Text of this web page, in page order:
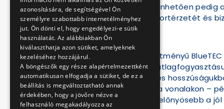
kialakításuknak köszönhetően pedig
majd az utasok komfortérzetét és
A buszok nagy teljesítményű
felszereltek, ezáltal
rövidebb, 10,6 méteres
tervezetten azokon a vonalakon –
üzembe, amelyeken előnyösebb a
azonosítására, de segítségével Ön
személyre szabottabb internetélményhez
jut. Ön dönti el, hogy engedélyezi-e sütik
használatát. Az alábbiakban Ön
kiválaszthatja azon sütiket, amelyeknek
kezeléséhez hozzájárul.
A böngészők egy része alapértelmezettként
automatikusan elfogadja a sütiket, de ez a
beállítás is megváltoztatható annak
érdekében, hogy a jövőre nézve a
felhasználó megakadályozza az